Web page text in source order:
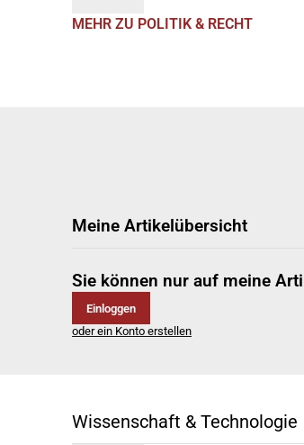
MEHR ZU POLITIK & RECHT
Meine Artikelübersicht
Sie können nur auf meine
Einloggen
oder ein Konto erstellen
Wissenschaft & Technologie